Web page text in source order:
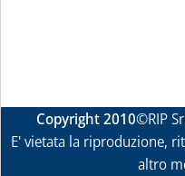
Copyright 2010©RIP
E' vietata la riproduzione,
altro